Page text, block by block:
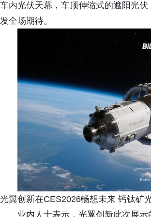
车内光伏天幕，车顶伸缩式的遮阳光
发全场期待。
光翼创新在CES2026畅想未来 钙钛矿
业内人士表示，光翼创新此次展